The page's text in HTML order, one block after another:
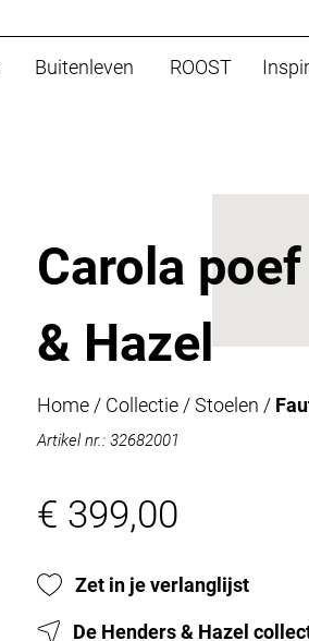
Buitenleven ROOST
Carola
& Hazel
Home / Collectie /Stoelen /
Artikel nr.: 32682001
€ 399,00
Zet in je verlanglijst
De Henders & Hazel